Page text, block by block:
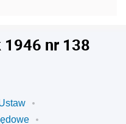
nr 138